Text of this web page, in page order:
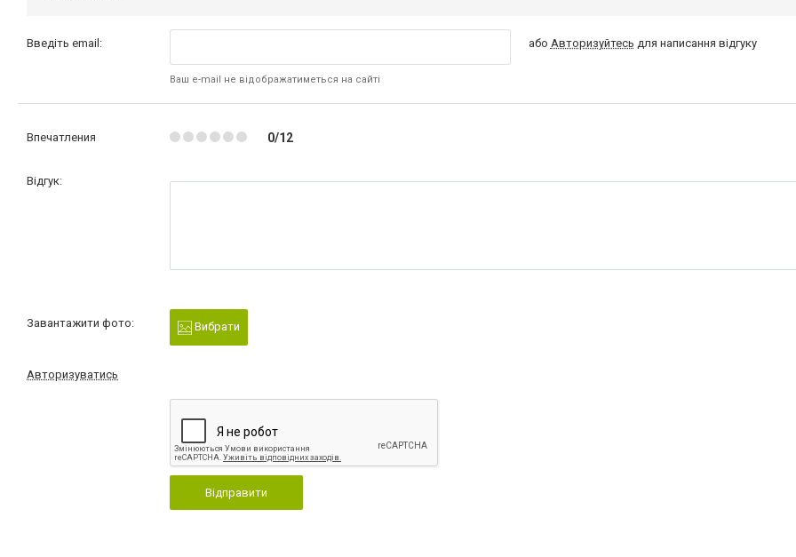
Введіть email:
Ваш e-mail не відображатиметься на сайті
або Авторизуйтесь для написання відгуку
Впечатления 0/12
Відгук:
Завантажити фото: Вибрати
Авторизуватись
Відправити